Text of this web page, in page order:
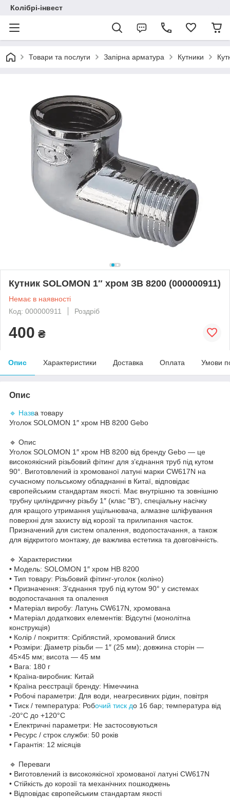
Колібрі-інвест
Товари та послуги Запірна арматура Кутники
Кутник SOLOMON 1″ хром ЗВ 8200 (000000911)
Немає в наявності
Код: 000000911
Роздріб
400 ₴
Опис Характеристики Доставка Оплата Умови
Опис
🔹 Назва товару
Уголок SOLOMON 1″ хром НВ 8200 Gebo
🔹 Опис
Уголок SOLOMON 1″ хром НВ 8200 від бренду Gebo — це
високоякісний різьбовий фітинг для з’єднання труб під кутом
90°. Виготовлений із хромованої латуні марки CW617N на
сучасному польському обладнанні в Китаї, відповідає
європейським стандартам якості. Має внутрішню та зовнішню
трубну циліндричну різьбу 1″ (клас "B"), спеціальну насічку
для кращого утримання ущільнювача, алмазне шліфування
поверхні для захисту від корозії та прилипання часток.
Призначений для систем опалення, водопостачання, а також
для відкритого монтажу, де важлива естетика та довговічність.
🔹 Характеристики
• Модель: SOLOMON 1″ хром НВ 8200
• Тип товару: Різьбовий фітинг-уголок (коліно)
• Призначення: З’єднання труб під кутом 90° у системах
водопостачання та опалення
• Матеріал виробу: Латунь CW617N, хромована
• Матеріал додаткових елементів: Відсутні (монолітна
конструкція)
• Колір / покриття: Сріблястий, хромований блиск
• Розміри: Діаметр різьби — 1″ (25 мм); довжина сторін —
45×45 мм; висота — 45 мм
• Вага: 180 г
• Країна-виробник: Китай
• Країна реєстрації бренду: Німеччина
• Робочі параметри: Для води, неагресивних рідин, повітря
• Тиск / температура: Робочий тиск до 16 бар; температура від
-20°C до +120°C
• Електричні параметри: Не застосовуються
• Ресурс / строк служби: 50 років
• Гарантія: 12 місяців
🔹 Переваги
• Виготовлений із високоякісної хромованої латуні CW617N
• Стійкість до корозії та механічних пошкоджень
• Відповідає європейським стандартам якості